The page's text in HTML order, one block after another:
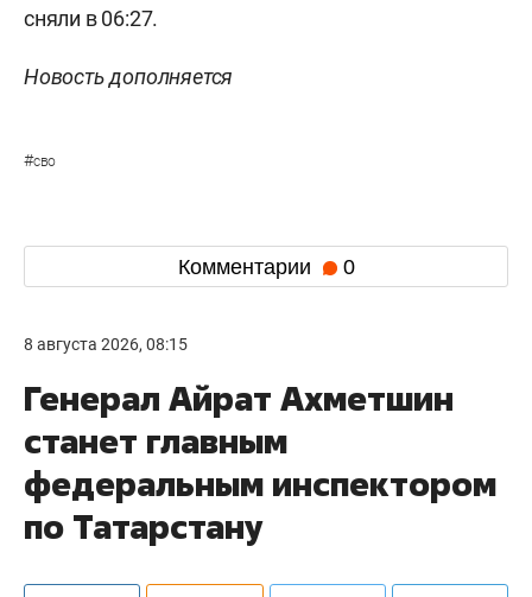
сняли в 06:27.
Новость дополняется
#сво
Комментарии 0
8 августа 2026, 08:15
Генерал Айрат Ахметшин
станет главным
федеральным инспектором
по Татарстану